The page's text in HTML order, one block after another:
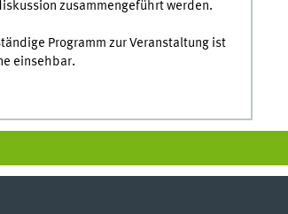
zusammengeführt werden.
Programm zur Veranstaltung ist
einsehbar.